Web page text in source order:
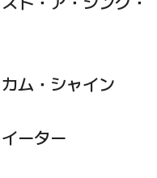
ム・シャイン
ーター